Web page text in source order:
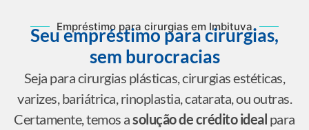
Empréstimo para cirurgias em Imbituva
Seu empréstimo para cirurgias,
sem burocracias
Seja para cirurgias plásticas, cirurgias estéticas,
varizes, bariátrica, rinoplastia, catarata, ou outras.
Certamente, temos asolução de crédito ideal para